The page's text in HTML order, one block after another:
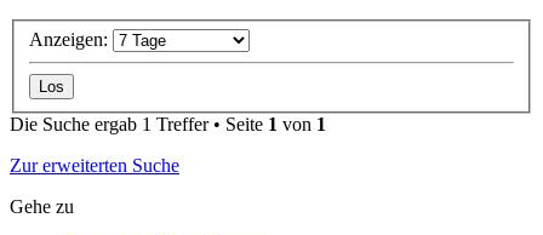
Anzeigen:
Die Suche ergab 1 Treffer • Seite 1 von 1
Zur erweiterten Suche
Gehe zu